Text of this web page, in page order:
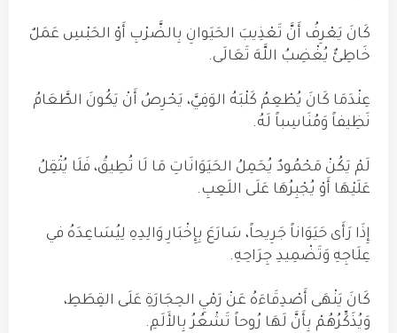
كَانَ يَعْرِفُ أَنَّ تَعْذِيبَ الحَيَوانِ بِالضَّرْبِ أَوْ الحَبْسِ عَمَلٌ
خَاطِئٌ يُغْضِبُ اللَّهَ تَعَالَى.
عِنْدَمَا كَانَ يُطْعِمُ كَلْبَهُ الوَفِيَّ، يَحْرِصُ أَنْ يَكُونَ الطَّعَامُ
نَظِيفاً وَمُنَاسِباً لَهُ.
لَمْ يَكُنْ مَحْمُودٌ يُحَمِلُ الحَيَوَانَاتِ مَا لَا تُطِيقُ، فَلَا يُثْقِلُ
عَلَيْهَا أَوْ يُجْبِرُهَا عَلَى اللَعِبِ.
إِذَا رَأَى حَيَوَاناً جَرِيحاً، سَارَعَ بِإِخْبَارِ وَالِدِهِ لِيُسَاعِدَهُ في
عِلَاجِهِ وَتَضْمِيدِ جِرَاحِهِ.
كَانَ يَنْهَى أَصْدِقَاءَهُ عَنْ رَمْيِ الحِجَارَةِ عَلَى القِطَطِ،
وَيُذَكِّرُهُمْ بِأَنَّ لَهَا رُوحاً تَشْعُرُ بِالأَلَمِ.